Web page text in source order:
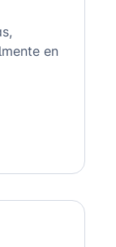
en